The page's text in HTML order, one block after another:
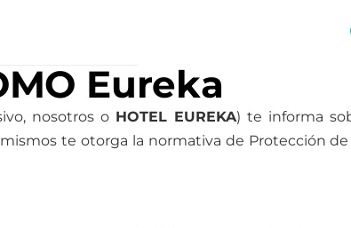
Eureka
nosotros o HOTEL EUREKA) te informa
te otorga la normativa de Protección